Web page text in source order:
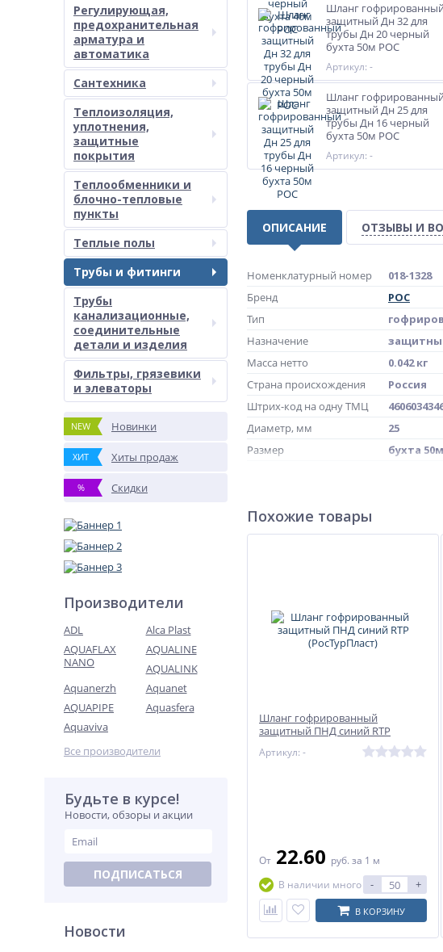
Регулирующая,
предохранительная
арматура и
автоматика
Сантехника
Теплоизоляция,
уплотнения,
защитные
покрытия
Теплообменники и
блочно-тепловые
пункты
Теплые полы
Трубы и фитинги
Трубы
канализационные,
соединительные
детали и изделия
Фильтры, грязевики
и элеваторы
NEW Новинки
ХИТ Хиты продаж
% Скидки
Производители
ADL
Alca Plast
AQUAFLAX
NANO
AQUALINE
AQUALINK
Aquanerzh
Aquanet
AQUAPIPE
Aquasfera
Aquaviva
Все производители
Будьте в курсе!
Новости, обзоры и акции
ПОДПИСАТЬСЯ
Новости
Шланг гофрированный
защитный Дн 32 для
трубы Дн 20 черный
бухта 50м РОС
Артикул: -
Шланг гофрированный
защитный Дн 25 для
трубы Дн 16 черный
бухта 50м РОС
Артикул: -
ОПИСАНИЕ ОТЗЫВЫ И
Номенклатурный номер
018-1328
Бренд
РОС
Тип
Назначение
Масса нетто
0.042 кг
Страна происхождения
Россия
Штрих-код на одну ТМЦ
Диаметр, мм
25
Размер
бухта 50м
Похожие товары
Шланг гофрированный
защитный ПНД синий RTP
Артикул: -
От 22.60 руб. за 1 м
В наличии много
- +
В КОРЗИНУ